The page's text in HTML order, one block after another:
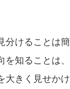
分けることは簡
知ることは、
大きく見せかけ